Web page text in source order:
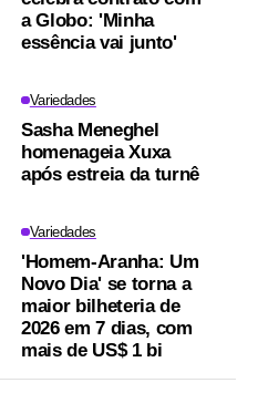
a Globo: 'Minha
essência vai junto'
Variedades
Sasha Meneghel
homenageia Xuxa
após estreia da turnê
Variedades
'Homem-Aranha: Um
Novo Dia' se torna a
maior bilheteria de
2026 em 7 dias, com
mais de US$ 1 bi